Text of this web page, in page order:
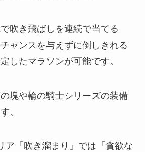
吹き飛ばしを連続で当てる
ャンスを与えずに倒しきれる
したマラソンが可能です。
塊や輪の騎士シリーズの装備
。
ア「吹き溜まり」では「貪欲な